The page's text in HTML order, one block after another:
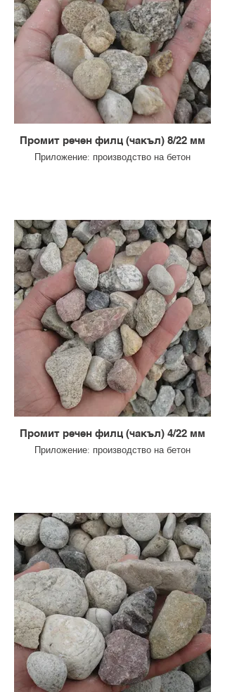
Промит речен филц (чакъл) 8/22 мм
Приложение: производство на бетон
Промит речен филц (чакъл) 4/22 мм
Приложение: производство на бетон